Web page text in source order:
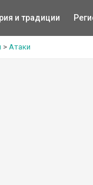
и традиции
> Атаки